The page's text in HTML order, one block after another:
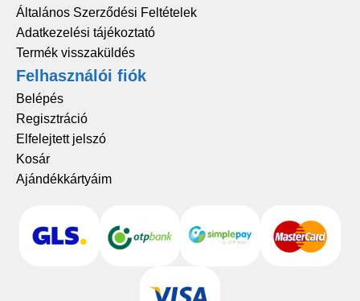
Általános Szerződési Feltételek
Adatkezelési tájékoztató
Termék visszaküldés
Felhasználói fiók
Belépés
Regisztráció
Elfelejtett jelszó
Kosár
Ajándékkártyáim